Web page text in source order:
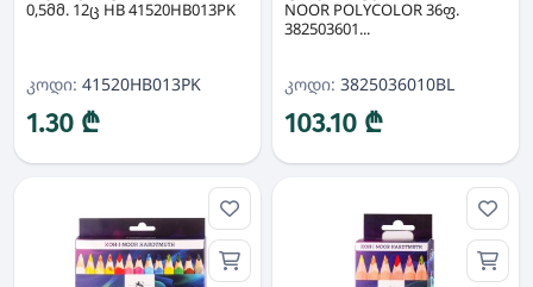
0,5მმ. 12ც HB 41520HB013PK
კოდი: 41520HB013PK
1.30 ₾
NOOR POLYCOLOR 36ფ.
382503601...
კოდი: 3825036010BL
103.10 ₾